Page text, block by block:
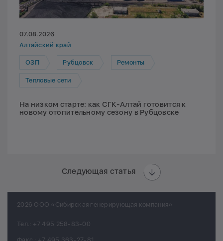
07.08.2026
Алтайский край
ОЗП Рубцовск Ремонты
Тепловые сети
На низком старте: как СГК-Алтай готовится к
новому отопительному сезону в Рубцовске
Следующая статья
2026 ООО «Сибирская генерирующая компания»
Тел.: +7 495 258-83-00